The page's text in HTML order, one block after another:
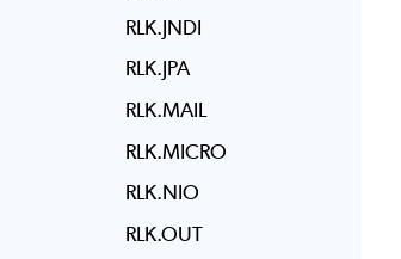
RLK.JNDI
RLK.JPA
RLK.MAIL
RLK.MICRO
RLK.NIO
RLK.OUT